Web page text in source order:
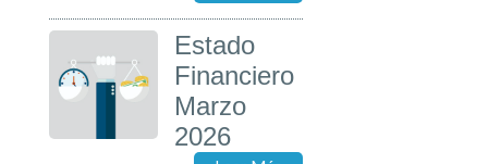
Estado
Financiero
Marzo
2026